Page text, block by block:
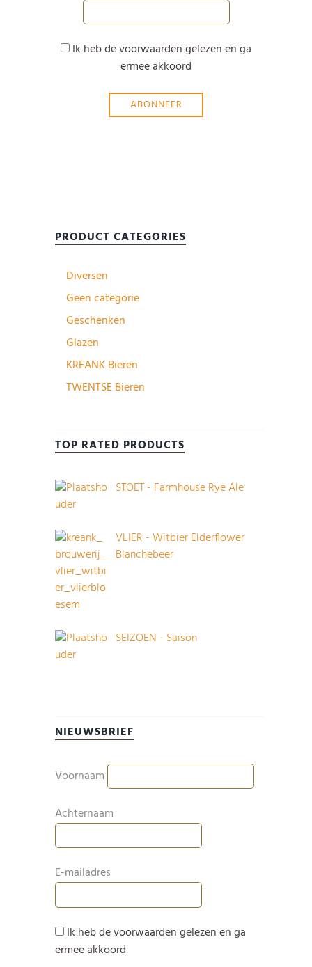
Ik heb de voorwaarden gelezen en ga
ermee akkoord
PRODUCT CATEGORIES
Diversen
Geen categorie
Geschenken
Glazen
KREANK Bieren
TWENTSE Bieren
TOP RATED PRODUCTS
STOET - Farmhouse Rye Ale
VLIER - Witbier Elderflower
Blanchebeer
SEIZOEN - Saison
NIEUWSBRIEF
Voornaam
Achternaam
E-mailadres
Ik heb de voorwaarden gelezen en ga
ermee akkoord